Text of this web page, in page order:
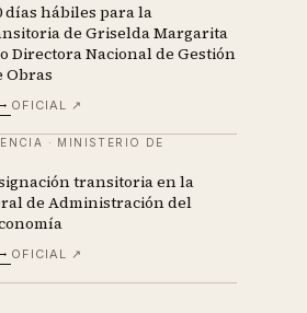
días hábiles para la
de Griselda Margarita
Directora Nacional de Gestión
Obras
OFICIAL ↗
· MINISTERIO DE
transitoria en la
de Administración del
OFICIAL ↗